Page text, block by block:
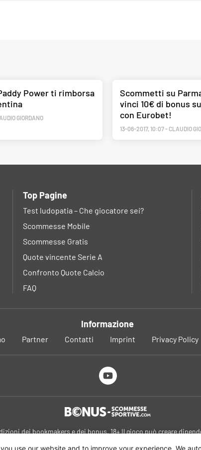
Power ti rimborsa
GIORDANO
Scommetti su
vinci 10€ di bonus
con Eurobet!
13-06-2017, 10:07-CLAUDIO
Top Pagine
Test ludopatia – Che giocatore sei?
Scommesse Mobile
Scommesse Gratis
Quote vincente Serie A
Confronto Quote Calcio
FAQ
Informazione
Partner Contatti Imprint Privacy Policy
dei bookmakers e dei bonus. 18+ Il gioco può creare
use our website and to improve your experience. We